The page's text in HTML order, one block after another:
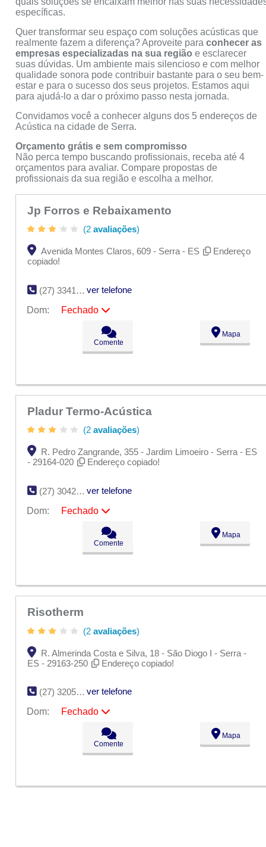
específicas.
Quer transformar seu espaço com soluções acústicas que
realmente fazem a diferença? Aproveite paraconhecer as
empresas especializadas na sua região e esclarecer
suas dúvidas. Um ambiente mais silencioso e com melhor
qualidade sonora pode contribuir bastante para o seu bem-
estar e para o sucesso dos seus projetos. Estamos aqui
para ajudá-lo a dar o próximo passo nesta jornada.
Convidamos você a conhecer alguns dos 5 endereços de
Acústica na cidade de Serra.
Orçamento grátis e sem compromisso
Não perca tempo buscando profissionais, receba até 4
orçamentos para avaliar. Compare propostas de
profissionais da sua região e escolha a melhor.
Jp Forros e Rebaixamento
(2 avaliações)
Avenida Montes Claros, 609 - Serra - ES
Endereço
copiado!
(27) 3341-6197
ver telefone
Dom:
Fechado
09:00 - 18:00
09:00 - 18:00
09:00 - 18:00
Comente
Mapa
Pladur Termo-Acústica
(2 avaliações)
R. Pedro Zangrande, 355 - Jardim Limoeiro - Serra - ES
- 29164-020
Endereço copiado!
(27) 3042-8688
ver telefone
Dom:
Fechado
09:00 - 18:00
09:00 - 18:00
09:00 - 18:00
Comente
Mapa
Risotherm
(2 avaliações)
R. Almerinda Costa e Silva, 18 - São Diogo I - Serra -
ES - 29163-250
Endereço copiado!
(27) 3205-1421
ver telefone
Dom:
Fechado
09:00 - 18:00
09:00 - 18:00
09:00 - 18:00
Comente
Mapa